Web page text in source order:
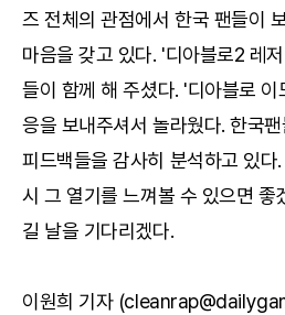
즈 전체의 관점에서 한국 팬들이
마음을 갖고 있다. '디아블로2 레
들이 함께 해 주셨다. '디아블로
응을 보내주셔서 놀라웠다. 한국
피드백들을 감사히 분석하고 있
시 그 열기를 느껴볼 수 있으면 좋
길 날을 기다리겠다.
이원희 기자